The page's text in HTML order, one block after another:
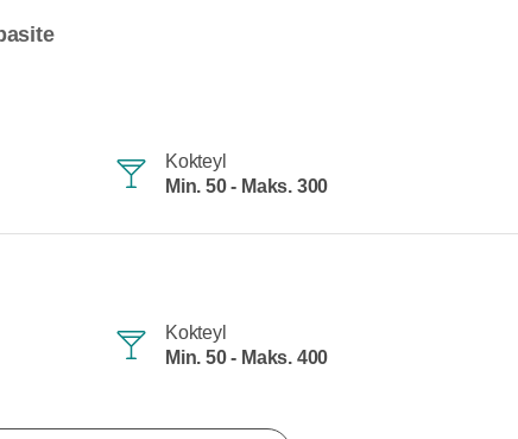
Kokteyl
Min. 50 - Maks. 300
Kokteyl
Min. 50 - Maks. 400